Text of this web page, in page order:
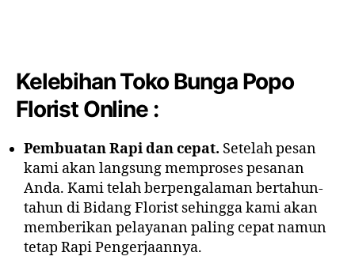
Kelebihan Toko Bunga Popo
Florist Online :
Pembuatan Rapi dan cepat. Setelah pesan
kami akan langsung memproses pesanan
Anda. Kami telah berpengalaman bertahun-
tahun di Bidang Florist sehingga kami akan
memberikan pelayanan paling cepat namun
tetap Rapi Pengerjaannya.